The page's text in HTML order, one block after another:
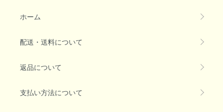
ホーム
配送・送料について
返品について
支払い方法について